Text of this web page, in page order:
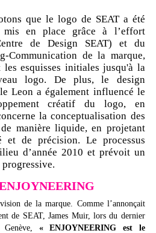
que le logo de SEAT a été
mis en place grâce à l’effort
de Design SEAT) et du
Communication de la marque,
esquisses initiales jusqu'à la
logo. De plus, le design
Leon a également influencé le
créatif du logo, en
la conceptualisation des
manière liquide, en projetant
et de précision. Le processus
d’année 2010 et prévoit un
de la marque. Comme l’annonçait
de SEAT, James Muir, lors du dernier
« ENJOYNEERING est le